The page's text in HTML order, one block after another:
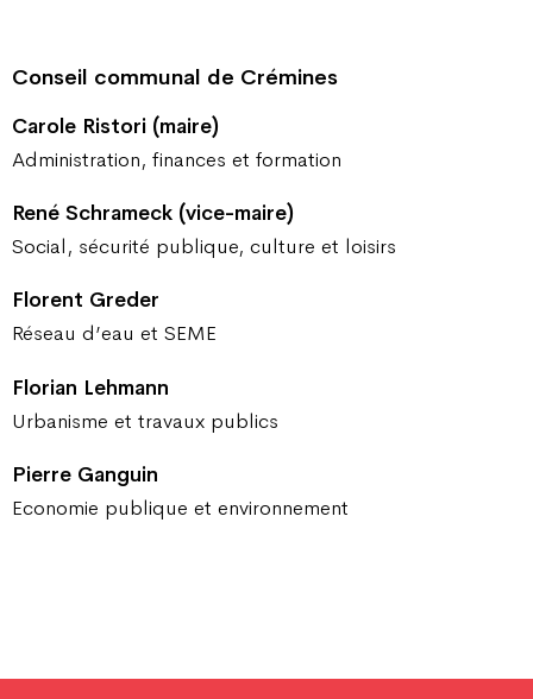
Conseil communal de Crémines
Carole Ristori (maire)
Administration, finances et formation
René Schrameck (vice-maire)
Social, sécurité publique, culture et loisirs
Florent Greder
Réseau d’eau et SEME
Florian Lehmann
Urbanisme et travaux publics
Pierre Ganguin
Economie publique et environnement